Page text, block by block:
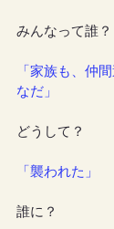
みんなって誰？
「家族も、仲
なだ」
どうして？
「襲われた」
誰に？